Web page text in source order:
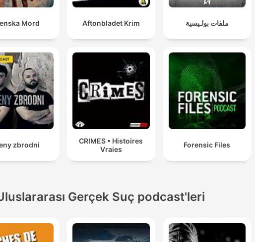
Mord Aftonbladet Krim ملفات بولـيسية
zbrodni
CRIMES • Histoires
Vraies
Forensic Files
Gerçek Suç podcast'leri